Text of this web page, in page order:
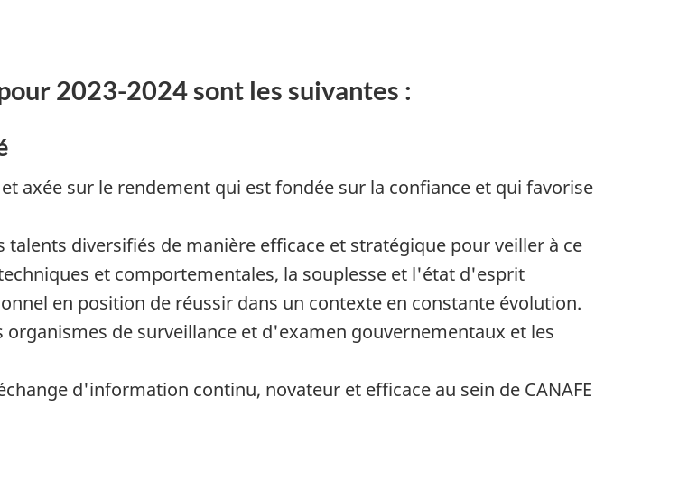
2023-2024 sont les suivantes :
axée sur le rendement qui est fondée sur la confiance et qui favorise
diversifiés de manière efficace et stratégique pour veiller à ce
et comportementales, la souplesse et l'état d'esprit
en position de réussir dans un contexte en constante évolution.
de surveillance et d'examen gouvernementaux et les
d'information continu, novateur et efficace au sein de CANAFE